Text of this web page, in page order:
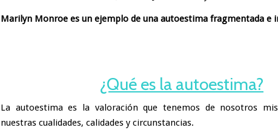
Marilyn Monroe es un ejemplo de una autoestima fragmentada e
¿Qué es la autoestima?
La autoestima es la valoración que tenemos de nosotros
nuestras cualidades, calidades y circunstancias.